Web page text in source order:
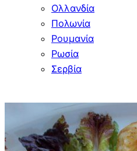
Ολλανδία
Πολωνία
Ρουμανία
Ρωσία
Σερβία